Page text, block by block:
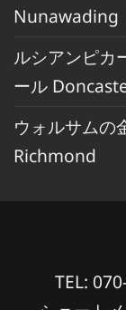
Nunawading
ルシアンピカ
ール
ウォルサムの
Richmond
TEL: